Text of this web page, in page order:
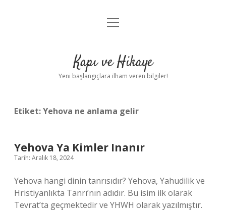
Anasayfa
Yasal Uyarı
menüyü
Kapı ve Hikaye
Yeni başlangıçlara ilham veren bilgiler!
Etiket:Yehova ne anlama gelir
Yehova Ya Kimler Inanır
Tarih: Aralık 18, 2024
Yehova hangi dinin tanrısıdır? Yehova, Yahudilik ve
Hristiyanlıkta Tanrı’nın adıdır. Bu isim ilk olarak
Tevrat’ta geçmektedir ve YHWH olarak yazılmıştır.